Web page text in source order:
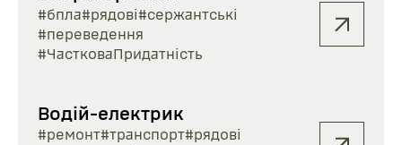
#бпла#рядові#сержантські
#переведення
#ЧастковаПридатність
Водій-електрик
#ремонт#транспорт#рядові